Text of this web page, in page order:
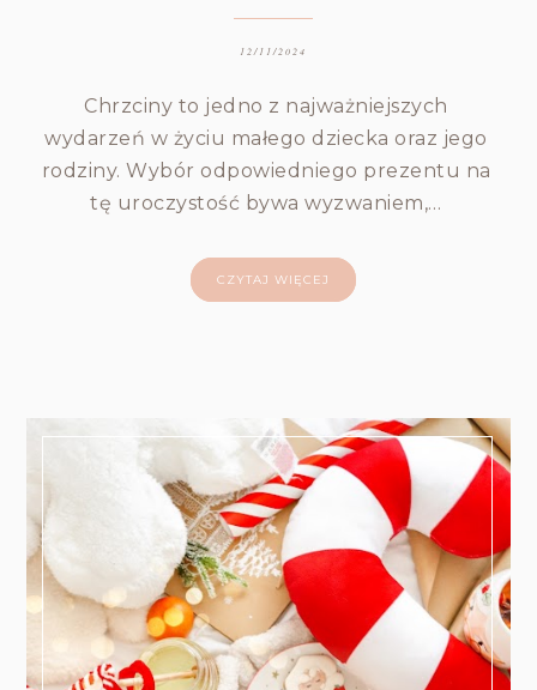
12/11/2024
Chrzciny to jedno z najważniejszych
wydarzeń w życiu małego dziecka oraz jego
rodziny. Wybór odpowiedniego prezentu na
tę uroczystość bywa wyzwaniem,…
CZYTAJ WIĘCEJ